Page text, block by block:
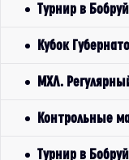
Турнир в
Кубок
МХЛ.
Контрольные
Турнир в